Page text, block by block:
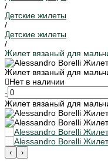
/
Детские жилеты
/
Детские жилеты
/
Жилет вязаный для
Жилет вязаный для
Нет в наличии
-
Жилет вязаный для
‹ ›